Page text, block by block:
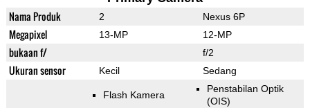
Nama Produk 2 Nexus 6P
Megapixel 13-MP 12-MP
bukaan f/ f/2
Ukuran sensor Kecil Sedang
Flash Kamera
Penstabilan Optik
(OIS)